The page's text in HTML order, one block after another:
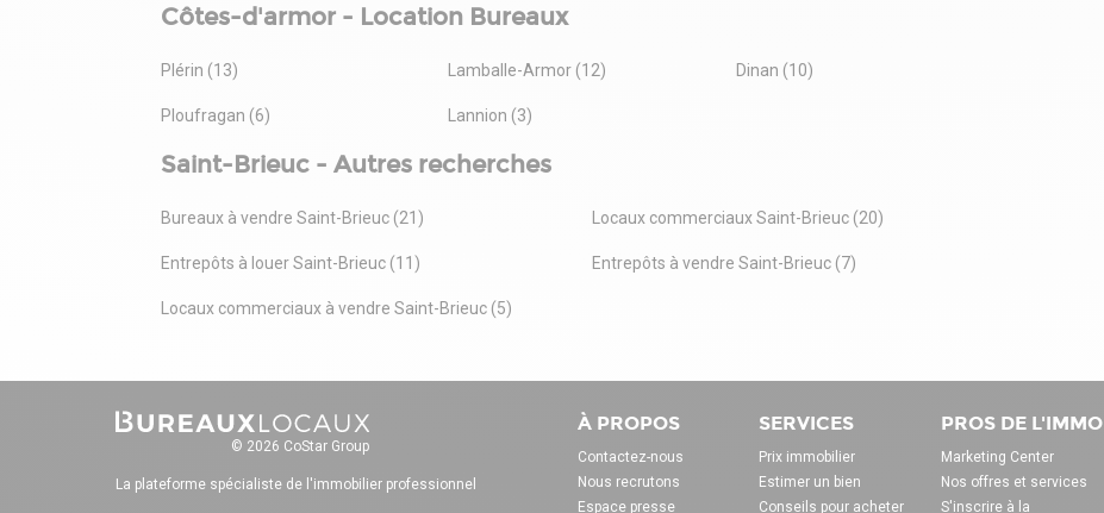
Côtes-d'armor - Location Bureaux
Plérin (13) Lamballe-Armor (12) Dinan (10)
Ploufragan (6) Lannion (3)
Saint-Brieuc - Autres recherches
Bureaux à vendre Saint-Brieuc (21) Locaux commerciaux Saint-Brieuc (20)
Entrepôts à louer Saint-Brieuc (11) Entrepôts à vendre Saint-Brieuc (7)
Locaux commerciaux à vendre Saint-Brieuc (5)
© 2026 CoStar Group
La plateforme spécialiste de l'immobilier professionnel
À PROPOS
Contactez-nous
Nous recrutons
Espace presse
SERVICES
Prix immobilier
Estimer un bien
Conseils pour acheter
PROS DE L'IMMO
Marketing Center
Nos offres et services
S'inscrire à la